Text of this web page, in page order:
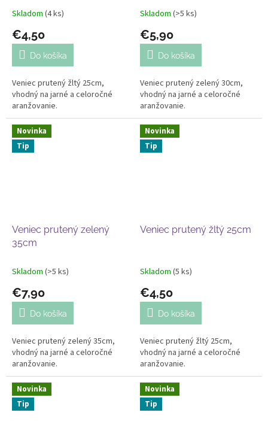
Skladom (4 ks)
€4,50
Do košíka
Veniec prutený žltý 25cm,
vhodný na jarné a celoročné
aranžovanie.
Skladom (>5 ks)
€5,90
Do košíka
Veniec prutený zelený 30cm,
vhodný na jarné a celoročné
aranžovanie.
Novinka
Tip
Veniec prutený zelený
35cm
Skladom (>5 ks)
€7,90
Do košíka
Veniec prutený zelený 35cm,
vhodný na jarné a celoročné
aranžovanie.
Novinka
Tip
Veniec prutený žltý 25cm
Skladom (5 ks)
€4,50
Do košíka
Veniec prutený žltý 25cm,
vhodný na jarné a celoročné
aranžovanie.
Novinka
Tip
Novinka
Tip